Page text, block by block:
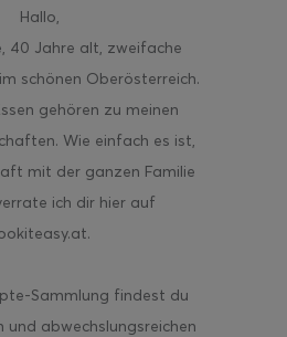
Hallo,
40 Jahre alt, zweifache
schönen Oberösterreich.
gehören zu meinen
Wie einfach es ist,
mit der ganzen Familie
ich dir hier auf
Sammlung findest du
und abwechslungsreichen